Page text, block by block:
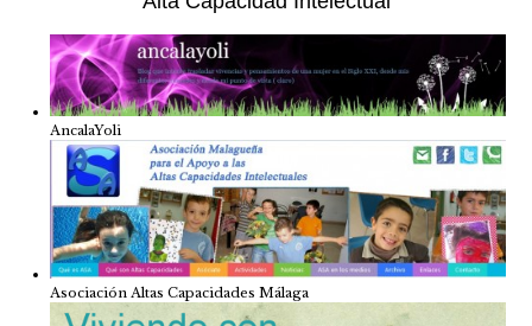
AncalaYoli
Asociación Altas Capacidades Málaga